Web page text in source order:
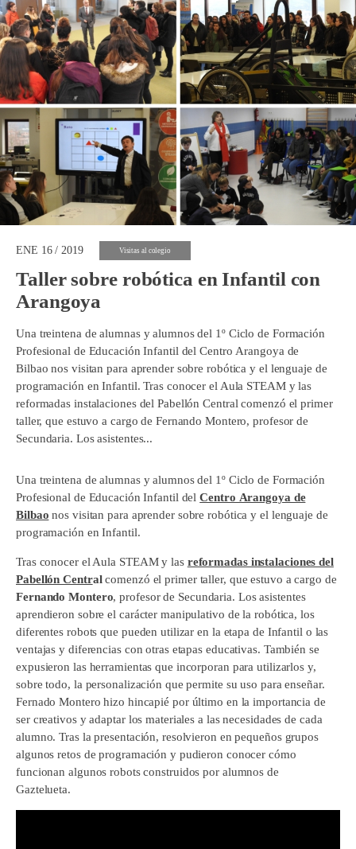
ENE 16 / 2019 Visitas al colegio
Taller sobre robótica en Infantil con
Arangoya
Una treintena de alumnas y alumnos del 1º Ciclo de Formación
Profesional de Educación Infantil del Centro Arangoya de
Bilbao nos visitan para aprender sobre robótica y el lenguaje de
programación en Infantil. Tras conocer el Aula STEAM y las
reformadas instalaciones del Pabellón Central comenzó el primer
taller, que estuvo a cargo de Fernando Montero, profesor de
Secundaria. Los asistentes...
Una treintena de alumnas y alumnos del 1º Ciclo de Formación
Profesional de Educación Infantil delCentro Arangoya de
Bilbao nos visitan para aprender sobre robótica y el lenguaje de
programación en Infantil.
Tras conocer el Aula STEAM y las reformadas instalaciones del
Pabellón Centralcomenzó el primer taller, que estuvo a cargo de
Fernando Montero, profesor de Secundaria. Los asistentes
aprendieron sobre el carácter manipulativo de la robótica, los
diferentes robots que pueden utilizar en la etapa de Infantil o las
ventajas y diferencias con otras etapas educativas. También se
expusieron las herramientas que incorporan para utilizarlos y,
sobre todo, la personalización que permite su uso para enseñar.
Fernado Montero hizo hincapié por último en la importancia de
ser creativos y adaptar los materiales a las necesidades de cada
alumno. Tras la presentación, resolvieron en pequeños grupos
algunos retos de programación y pudieron conocer cómo
funcionan algunos robots construidos por alumnos de
Gaztelueta.